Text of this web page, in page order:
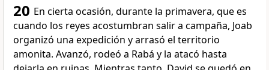
20 En cierta ocasión, durante la primavera, que es
cuando los reyes acostumbran salir a campaña, Joab
organizó una expedición y arrasó el territorio
amonita. Avanzó, rodeó a Rabá y la atacó hasta